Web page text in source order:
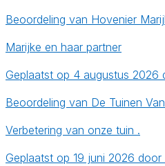
Beoordeling van Hovenier
Marijke en haar partner
Geplaatst op 4 augustus 2026
Beoordeling van De Tuinen
Verbetering van onze tuin .
Geplaatst op 19 juni 2026 door